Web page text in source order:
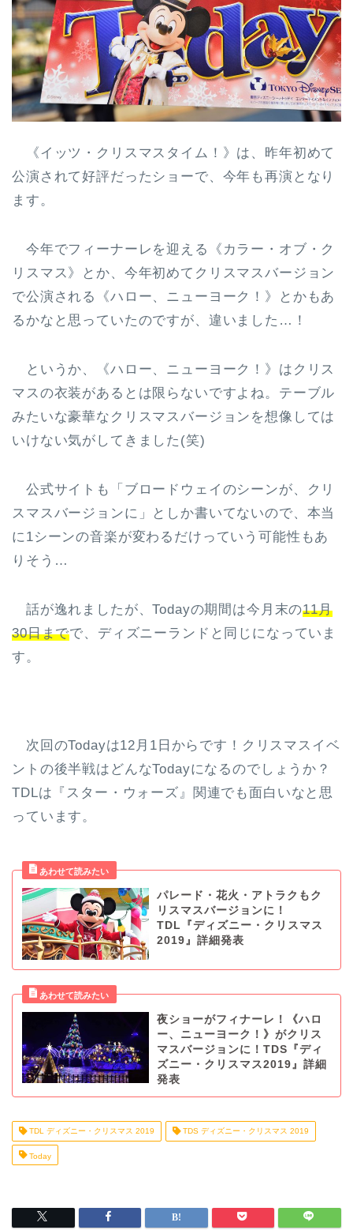
《イッツ・クリスマスタイム！》は、昨年初めて
公演されて好評だったショーで、今年も再演となり
ます。
今年でフィーナーレを迎える《カラー・オブ・ク
リスマス》とか、今年初めてクリスマスバージョン
で公演される《ハロー、ニューヨーク！》とかもあ
るかなと思っていたのですが、違いました…！
というか、《ハロー、ニューヨーク！》はクリス
マスの衣装があるとは限らないですよね。テーブル
みたいな豪華なクリスマスバージョンを想像しては
いけない気がしてきました(笑)
公式サイトも「ブロードウェイのシーンが、クリ
スマスバージョンに」としか書いてないので、本当
に1シーンの音楽が変わるだけっていう可能性もあ
りそう…
話が逸れましたが、Todayの期間は今月末の11月
30日までで、ディズニーランドと同じになっていま
す。
次回のTodayは12月1日からです！クリスマスイベ
ントの後半戦はどんなTodayになるのでしょうか？
TDLは『スター・ウォーズ』関連でも面白いなと思
っています。
パレード・花火・アトラクもク
リスマスバージョンに！
TDL『ディズニー・クリスマス
2019』詳細発表
夜ショーがフィナーレ！《ハロ
ー、ニューヨーク！》がクリス
マスバージョンに！TDS『ディ
ズニー・クリスマス2019』詳細
発表
TDL ディズニー・クリスマス 2019 TDS ディズニー・クリスマス 2019
Today